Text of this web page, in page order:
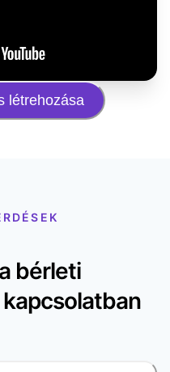
létrehozása
bérleti